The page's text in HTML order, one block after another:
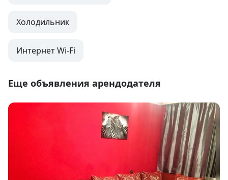
Холодильник
Интернет Wi-Fi
Еще объявления арендодателя